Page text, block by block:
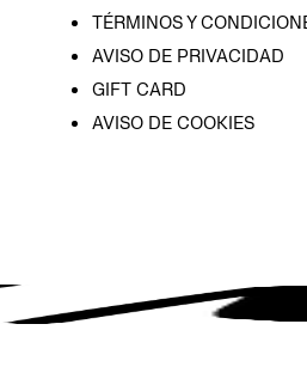
TÉRMINOS Y
AVISO DE PRIVACIDAD
GIFT CARD
AVISO DE COOKIES